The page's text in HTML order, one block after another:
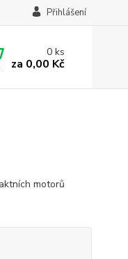
Přihlášení
0ks
za 0,00 Kč
motorů